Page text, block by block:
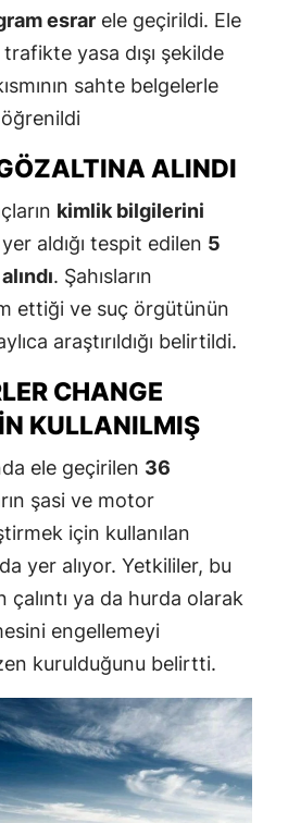
esrar ele geçirildi. Ele
yasa dışı şekilde
sahte belgelerle
ALINDI
kimlik bilgilerini
aldığı tespit edilen 5
. Şahısların
ettiği ve suç örgütünün
araştırıldığı belirtildi.
CHANGE
KULLANILMIŞ
ele geçirilen 36
şasi ve motor
için kullanılan
yer alıyor. Yetkililer, bu
çalıntı ya da hurda olarak
engellemeyi
kurulduğunu belirtti.